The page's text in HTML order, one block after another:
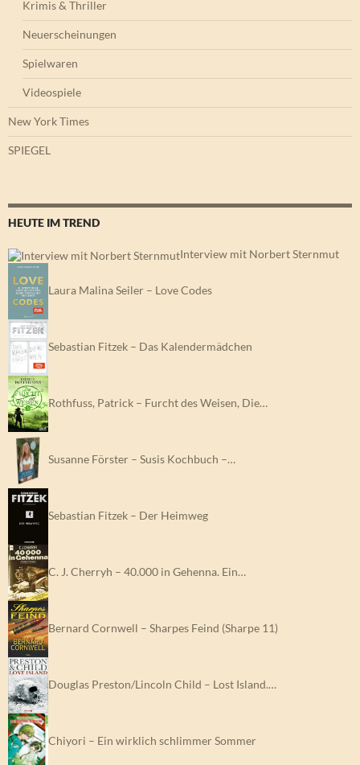
Krimis & Thriller
Neuerscheinungen
Spielwaren
Videospiele
New York Times
SPIEGEL
HEUTE IM TREND
Interview mit Norbert Sternmut
Laura Malina Seiler – Love Codes
Sebastian Fitzek – Das Kalendermädchen
Rothfuss, Patrick – Furcht des Weisen, Die…
Susanne Förster – Susis Kochbuch –…
Sebastian Fitzek – Der Heimweg
C. J. Cherryh – 40.000 in Gehenna. Ein…
Bernard Cornwell – Sharpes Feind (Sharpe 11)
Douglas Preston/Lincoln Child – Lost Island.…
Chiyori – Ein wirklich schlimmer Sommer